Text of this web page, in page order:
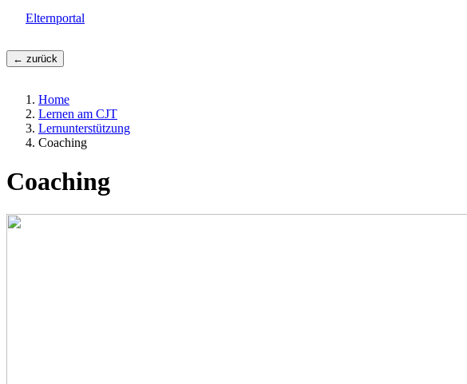
Elternportal
← zurück
Home
Lernen am CJT
Lernunterstützung
Coaching
Coaching